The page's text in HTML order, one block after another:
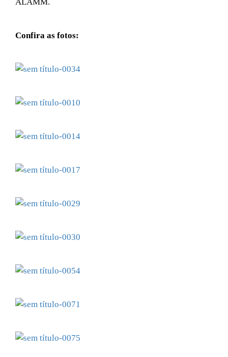
Confira as fotos: